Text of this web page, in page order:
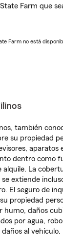
Farm que
Farm no está
también
su propiedad
aparatos
dentro como
alquile. La
extiende
El seguro de
propiedad
humo, daños
por agua,
al vehículo.